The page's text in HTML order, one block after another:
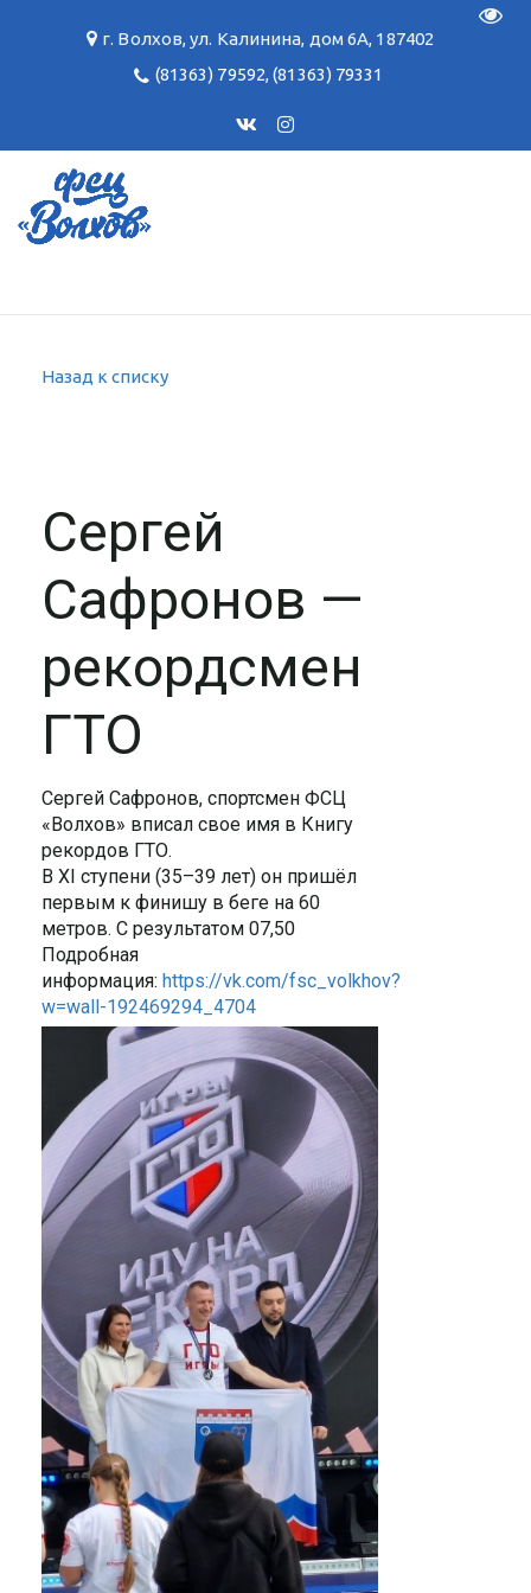
г. Волхов,ул. Калинина, дом 6А, 187402
(81363) 79592,(81363) 79331
Назад к списку
Сергей
Сафронов —
рекордсмен
ГТО
Сергей Сафронов, спортсмен ФСЦ
«Волхов» вписал свое имя в Книгу
рекордов ГТО.
В XI ступени (35–39 лет) он пришёл
первым к финишу в беге на 60
метров. С результатом 07,50
Подробная
информация: https://vk.com/fsc_volkhov?
w=wall-192469294_4704